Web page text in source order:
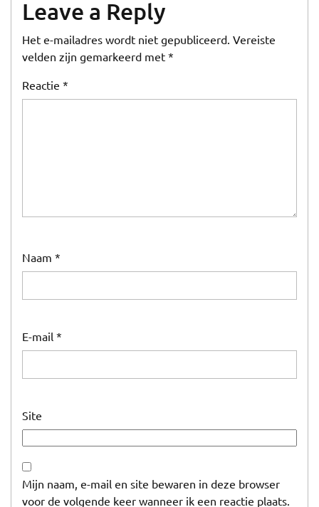
Leave a Reply
Het e-mailadres wordt niet gepubliceerd. Vereiste
velden zijn gemarkeerd met *
Reactie *
Naam *
E-mail *
Site
Mijn naam, e-mail en site bewaren in deze browser
voor de volgende keer wanneer ik een reactie plaats.